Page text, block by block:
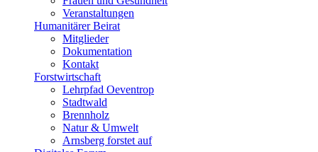
Veranstaltungen
Humanitärer Beirat
Mitglieder
Dokumentation
Kontakt
Forstwirtschaft
Lehrpfad Oeventrop
Stadtwald
Brennholz
Natur & Umwelt
Arnsberg forstet auf